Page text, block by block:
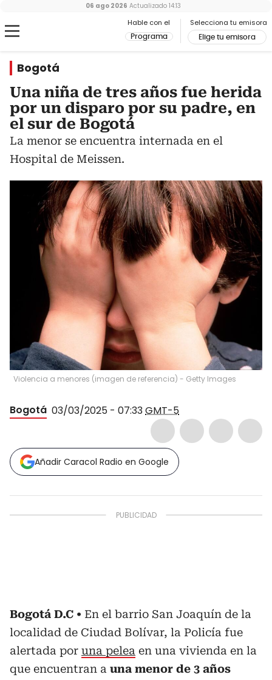
Hable con el
Programa
Selecciona tu emisora
Elige tu emisora
06 ago 2026 Actualizado 14:13
Bogotá
Una niña de tres años fue herida
por un disparo por su padre, en
el sur de Bogotá
La menor se encuentra internada en el
Hospital de Meissen.
Violencia a menores (imagen de referencia) - Getty Images
Bogotá 03/03/2025 - 07:33GMT-5
Añadir Caracol Radio en Google
Bogotá D.C
En el barrio San Joaquín de la
localidad de Ciudad Bolívar, la Policía fue
alertada por una pelea en una vivienda en la
que encuentran a una menor de 3 años